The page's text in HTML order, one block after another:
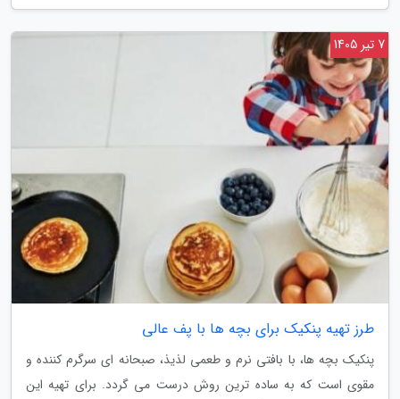
طرز تهیه پنکیک برای بچه ها با پف عالی
پنکیک بچه ها، با بافتی نرم و طعمی لذیذ، صبحانه ای سرگرم کننده و
مقوی است که به ساده ترین روش درست می گردد. برای تهیه این
7 تیر 1405